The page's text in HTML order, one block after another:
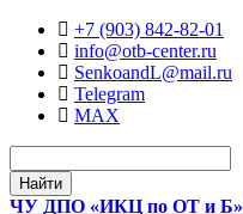
+7 (903) 842-82-01
info@otb-center.ru
SenkoandL@mail.ru
Telegram
MAX
ЧУ ДПО «ИКЦ по ОТ и Б»